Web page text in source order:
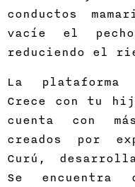
conductos
vacíe el
reduciendo el
La plataforma
Crece con tu
cuenta con
creados por
Curú,
Se encuentra